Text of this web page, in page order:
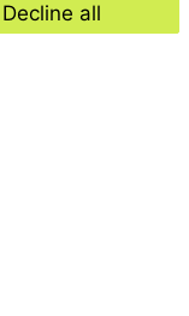
Decline all